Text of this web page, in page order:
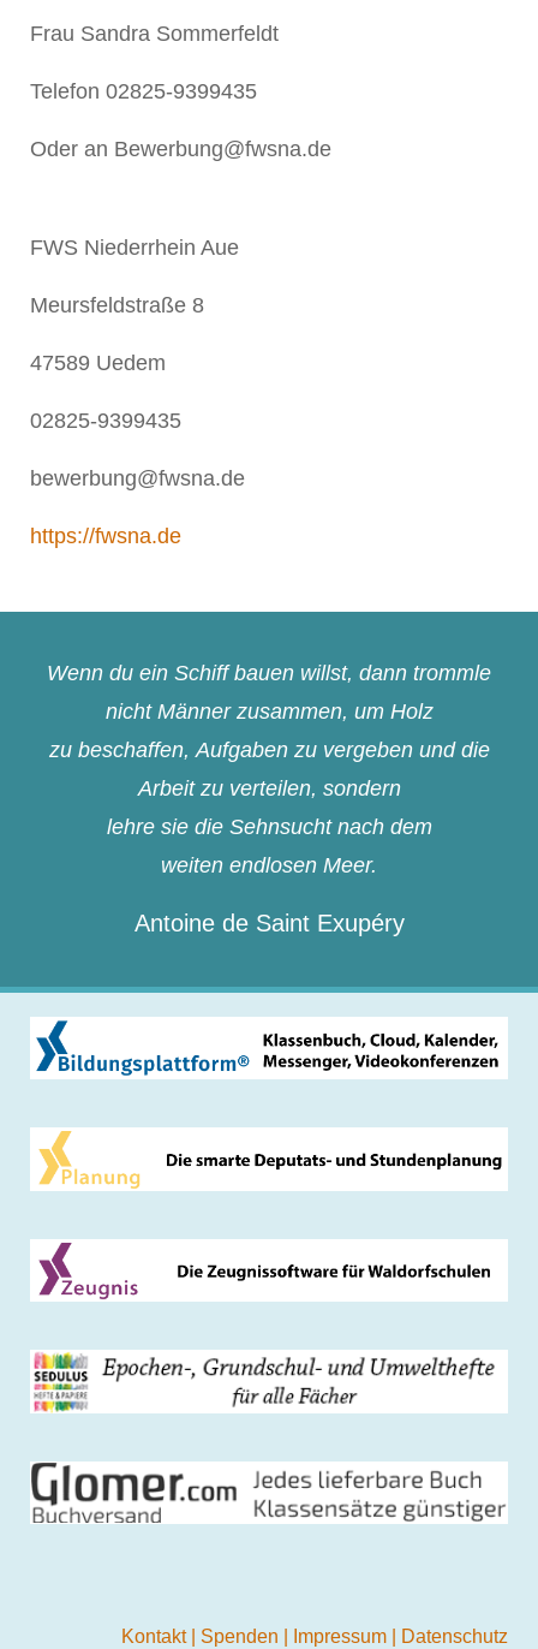
Frau Sandra Sommerfeldt
Telefon 02825-9399435
Oder an Bewerbung@fwsna.de
FWS Niederrhein Aue
Meursfeldstraße 8
47589 Uedem
02825-9399435
bewerbung@fwsna.de
https://fwsna.de
Wenn du ein Schiff bauen willst, dann trommle
nicht Männer zusammen, um Holz
zu beschaffen, Aufgaben zu vergeben und die
Arbeit zu verteilen, sondern
lehre sie die Sehnsucht nach dem
weiten endlosen Meer.
Antoine de Saint Exupéry
Kontakt Spenden Impressum Datenschutz